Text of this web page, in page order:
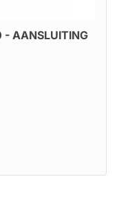
- AANSLUITING